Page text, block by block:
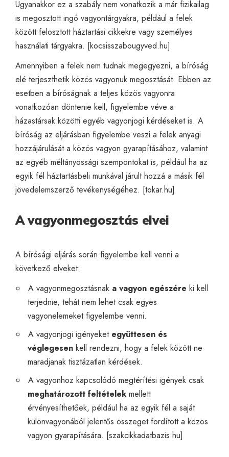
Ugyanakkor ez a szabály nem vonatkozik a már fizikailag
is megosztott ingó vagyontárgyakra, például a felek
között felosztott háztartási cikkekre vagy személyes
használati tárgyakra. [kocsisszabougyved.hu]
Amennyiben a felek nem tudnak megegyezni, a bíróság
elé terjeszthetik közös vagyonuk megosztását. Ebben az
esetben a bíróságnak a teljes közös vagyonra
vonatkozóan döntenie kell, figyelembe véve a
házastársak közötti egyéb vagyonjogi kérdéseket is. A
bíróság az eljárásban figyelembe veszi a felek anyagi
hozzájárulását a közös vagyon gyarapításához, valamint
az egyéb méltányossági szempontokat is, például ha az
egyik fél háztartásbeli munkával járult hozzá a másik fél
jövedelemszerző tevékenységéhez. [tokar.hu]
A vagyonmegosztás elvei
A bírósági eljárás során figyelembe kell venni a
következő elveket:
A vagyonmegosztásnak a vagyon egészére ki kell
terjednie, tehát nem lehet csak egyes
vagyonelemeket figyelembe venni.
A vagyonjogi igényeket együttesen és
véglegesen kell rendezni, hogy a felek között ne
maradjanak tisztázatlan kérdések.
A vagyonhoz kapcsolódó megtérítési igények csak
meghatározott feltételek mellett
érvényesíthetőek, például ha az egyik fél a saját
különvagyonából jelentős összeget fordított a közös
vagyon gyarapítására. [szakcikkadatbazis.hu]